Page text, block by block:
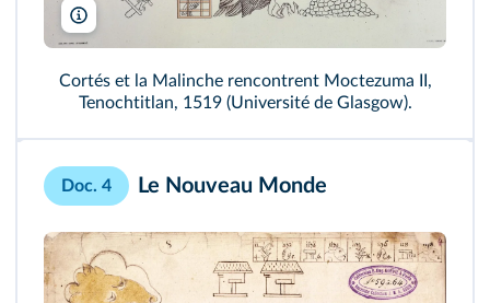
British Library/Bridgeman
Cortés et la Malinche rencontrent Moctezuma II,
Tenochtitlan, 1519 (Université de Glasgow).
Doc. 4 Le Nouveau Monde